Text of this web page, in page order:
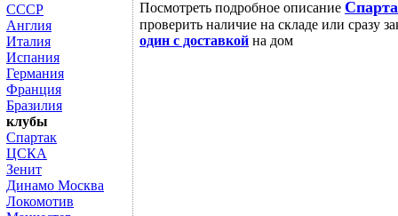
Посмотреть подробное описание
проверить наличие на складе или сразу
один с доставкой на дом
СССР
Англия
Италия
Испания
Германия
Франция
Бразилия
клубы
Спартак
ЦСКА
Зенит
Динамо Москва
Локомотив